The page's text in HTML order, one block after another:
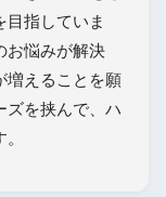
目指していま
お悩みが解決
増えることを願
ズを挟んで、ハ